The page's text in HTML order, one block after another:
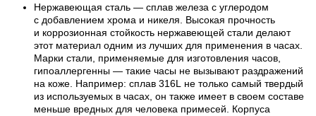
Нержавеющая сталь — сплав железа с углеродом
с добавлением хрома и никеля. Высокая прочность
и коррозионная стойкость нержавеющей стали делают
этот материал одним из лучших для применения в часах.
Марки стали, применяемые для изготовления часов,
гипоаллергенны — такие часы не вызывают раздражений
на коже. Например: сплав 316L не только самый твердый
из используемых в часах, он также имеет в своем составе
меньше вредных для человека примесей. Корпуса